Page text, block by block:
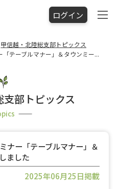
ログイン
甲信越・北陸総支部トピックス
テーブルマナー」＆タウンミー...
部トピックス
ナー「テーブルマナー」＆
ました
2025年06月25日掲載